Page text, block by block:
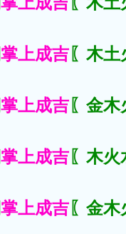
掌上成吉 〖木
掌上成吉 〖金
掌上成吉 〖木
掌上成吉 〖金